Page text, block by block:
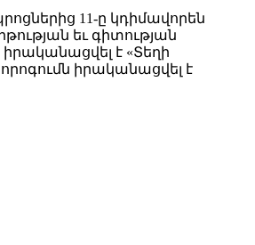
11-ը կդիմավորեն
եւ գիտության
է «Տեղի
իրականացվել է